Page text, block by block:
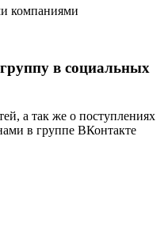
компаниями
в социальных
а так же о поступлениях
в группе ВКонтакте